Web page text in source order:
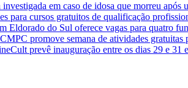
em caso de idosa que morreu após
para cursos gratuitos de qualificação
Eldorado do Sul oferece vagas para quatro
CMPC promove semana de atividades gratuitas
prevê inauguração entre os dias 29 e 31